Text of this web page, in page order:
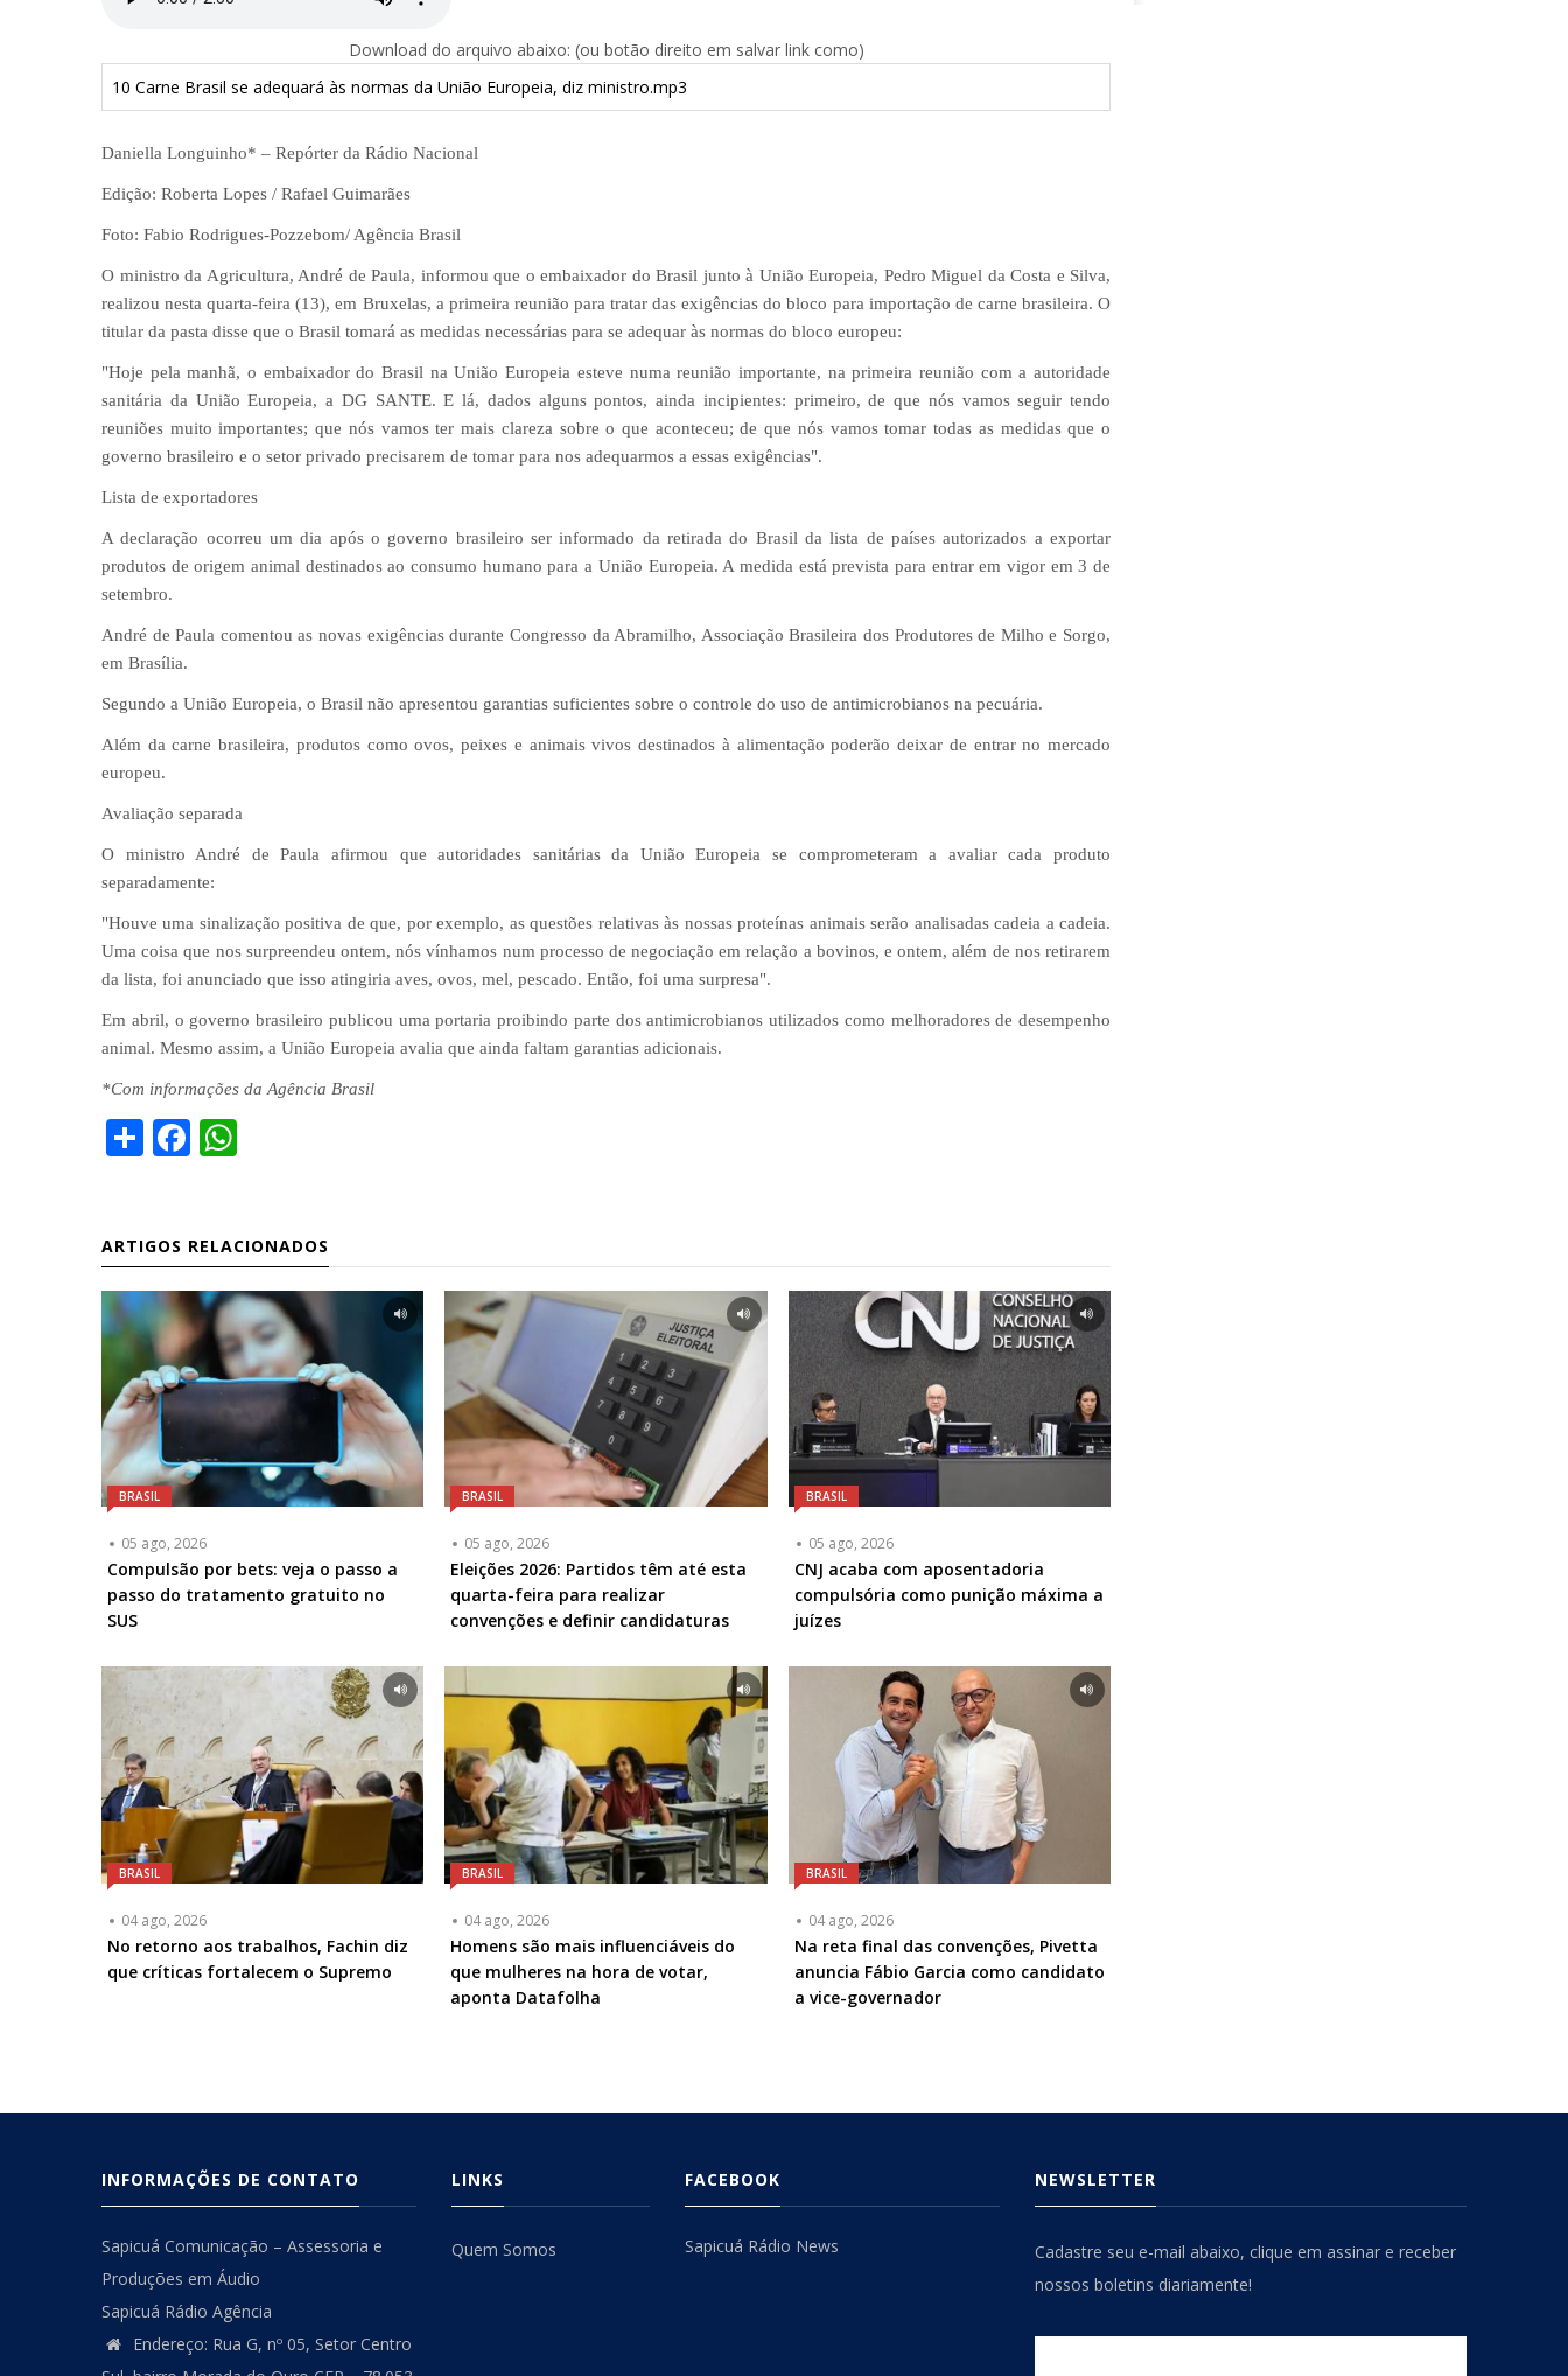
Download do arquivo abaixo: (ou botão direito em salvar link como)
10 Carne Brasil se adequará às normas da União Europeia, diz ministro.mp3
Daniella Longuinho* – Repórter da Rádio Nacional
Edição: Roberta Lopes / Rafael Guimarães
Foto: Fabio Rodrigues-Pozzebom/ Agência Brasil
O ministro da Agricultura, André de Paula, informou que o embaixador do Brasil junto à União Europeia, Pedro Miguel da Costa e Silva,
realizou nesta quarta-feira (13), em Bruxelas, a primeira reunião para tratar das exigências do bloco para importação de carne brasileira. O
titular da pasta disse que o Brasil tomará as medidas necessárias para se adequar às normas do bloco europeu:
"Hoje pela manhã, o embaixador do Brasil na União Europeia esteve numa reunião importante, na primeira reunião com a autoridade
sanitária da União Europeia, a DG SANTE. E lá, dados alguns pontos, ainda incipientes: primeiro, de que nós vamos seguir tendo
reuniões muito importantes; que nós vamos ter mais clareza sobre o que aconteceu; de que nós vamos tomar todas as medidas que o
governo brasileiro e o setor privado precisarem de tomar para nos adequarmos a essas exigências".
Lista de exportadores
A declaração ocorreu um dia após o governo brasileiro ser informado da retirada do Brasil da lista de países autorizados a exportar
produtos de origem animal destinados ao consumo humano para a União Europeia. A medida está prevista para entrar em vigor em 3 de
setembro.
André de Paula comentou as novas exigências durante Congresso da Abramilho, Associação Brasileira dos Produtores de Milho e Sorgo,
em Brasília.
Segundo a União Europeia, o Brasil não apresentou garantias suficientes sobre o controle do uso de antimicrobianos na pecuária.
Além da carne brasileira, produtos como ovos, peixes e animais vivos destinados à alimentação poderão deixar de entrar no mercado
europeu.
Avaliação separada
O ministro André de Paula afirmou que autoridades sanitárias da União Europeia se comprometeram a avaliar cada produto
separadamente:
"Houve uma sinalização positiva de que, por exemplo, as questões relativas às nossas proteínas animais serão analisadas cadeia a cadeia.
Uma coisa que nos surpreendeu ontem, nós vínhamos num processo de negociação em relação a bovinos, e ontem, além de nos retirarem
da lista, foi anunciado que isso atingiria aves, ovos, mel, pescado. Então, foi uma surpresa".
Em abril, o governo brasileiro publicou uma portaria proibindo parte dos antimicrobianos utilizados como melhoradores de desempenho
animal. Mesmo assim, a União Europeia avalia que ainda faltam garantias adicionais.
*Com informações da Agência Brasil
ShareFacebook
ARTIGOS RELACIONADOS
BRASIL
05 ago, 2026
Compulsão por bets: veja o passo a
passo do tratamento gratuito no
SUS
BRASIL
05 ago, 2026
Eleições 2026: Partidos têm até esta
quarta-feira para realizar
convenções e definir candidaturas
BRASIL
05 ago, 2026
CNJ acaba com aposentadoria
compulsória como punição máxima a
juízes
BRASIL
04 ago, 2026
No retorno aos trabalhos, Fachin diz
que críticas fortalecem o Supremo
BRASIL
04 ago, 2026
Homens são mais influenciáveis do
que mulheres na hora de votar,
aponta Datafolha
BRASIL
04 ago, 2026
Na reta final das convenções, Pivetta
anuncia Fábio Garcia como candidato
a vice-governador
INFORMAÇÕES DE CONTATO
Sapicuá Comunicação – Assessoria e
Produções em Áudio
Sapicuá Rádio Agência
Endereço: Rua G, nº 05, Setor Centro
LINKS
Quem Somos
FACEBOOK
Sapicuá Rádio News
NEWSLETTER
Cadastre seu e-mail abaixo, clique em assinar e receber
nossos boletins diariamente!